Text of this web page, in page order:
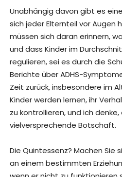
Unabhängig davon gibt es
sich jeder Elternteil vor Augen
müssen sich daran erinnern,
und dass Kinder im
regulieren, sei es durch die
Berichte über ADHS-
Zeit zurück, insbesondere im
Kinder werden lernen, ihr
zu kontrollieren, und ich
vielversprechende Botschaft.
Die Quintessenz? Machen Sie
an einem bestimmten